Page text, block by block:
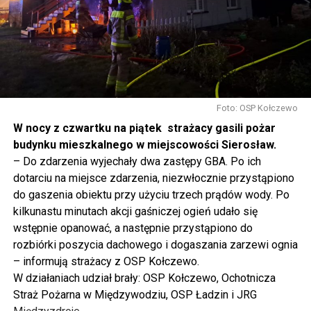
rolnictwem, silne innowacją, to polska racja stanu. I my
tak to traktujemy. Jesteśmy dzisiaj w Wolinie. Często to
mówię, tutaj, na wyspie Wolin, na wyspie Uznam, Polska
się tutaj nie kończy, Polska się tutaj zaczyna.
Gdyby nie determinacja rządu Prawa i Sprawiedliwości,
to tunel pod Świną do dzisiaj byłby w sferze
projektowania i dyskusji. Ważny tutaj był wkład
samorządu, ale to rząd PiS podjął w tej sprawie
najważniejsze decyzje. Powstał dzięki ogromnej
determinacji rządu najpierw Pani Premier Beaty Szydło,
a następnie Pana Premiera Mateusza Morawieckiego.
Chciałbym podziękować Panu Premierowi za to jak
osobiście pilnował powstania tej inwestycji. Cieszymy
się, że turyści również korzystają z tunelu, cieszymy się,
że wśród tych 4 milionów samochodów, które
przejechały już otwartym tunelem w Świnoujściu,
przyjechało tutaj do nas tak wielu turystów z zagranicy
– powiedział Wiceprezes PiS Joachim Brudziński w
Foto: OSP Kołczewo
W nocy z czwartku na piątek strażacy gasili pożar
budynku mieszkalnego w miejscowości Sierosław.
– Do zdarzenia wyjechały dwa zastępy GBA. Po ich
dotarciu na miejsce zdarzenia, niezwłocznie przystąpiono
do gaszenia obiektu przy użyciu trzech prądów wody. Po
kilkunastu minutach akcji gaśniczej ogień udało się
wstępnie opanować, a następnie przystąpiono do
rozbiórki poszycia dachowego i dogaszania zarzewi ognia
– informują strażacy z OSP Kołczewo.
W działaniach udział brały: OSP Kołczewo, Ochotnicza
Straż Pożarna w Międzywodziu, OSP Ładzin i JRG